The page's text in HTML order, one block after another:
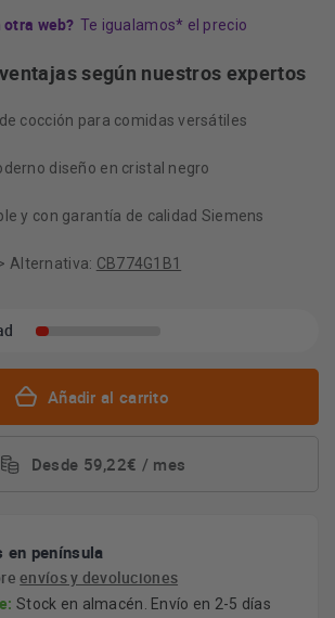
web? Te igualamos* el precio
según nuestros expertos
cocción para comidas versátiles
diseño en cristal negro
y con garantía de calidad Siemens
Alternativa: CB774G1B1
Añadir al carrito
Desde 59,22€ / mes
en península
envíos y devoluciones
Stock en almacén. Envío en 2-5 días